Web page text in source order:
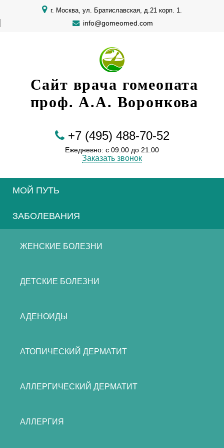
г. Москва, ул. Братиславская, д.21 корп. 1.
info@gomeomed.com
Сайт врача гомеопата
проф. А.А. Воронкова
+7 (495) 488-70-52
Ежедневно: с 09.00 до 21.00
Заказать звонок
МОЙ ПУТЬ
ЗАБОЛЕВАНИЯ
ЖЕНСКИЕ БОЛЕЗНИ
ДЕТСКИЕ БОЛЕЗНИ
АДЕНОИДЫ
АТОПИЧЕСКИЙ ДЕРМАТИТ
АЛЛЕРГИЧЕСКИЙ ДЕРМАТИТ
АЛЛЕРГИЯ